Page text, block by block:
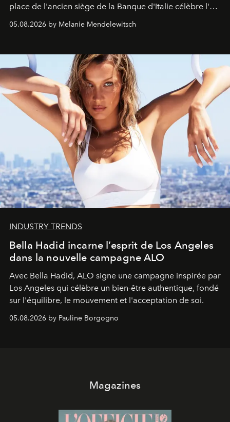
place de l'ancien siège de la Banque d'Italie célèbre l'art
de vivre Romain dans toute son élégance intemporelle.
05.08.2026 by Melanie Mendelewitsch
INDUSTRY TRENDS
Bella Hadid incarne l’esprit de Los Angeles
dans la nouvelle campagne ALO
Avec Bella Hadid, ALO signe une campagne inspirée par
Los Angeles qui célèbre un bien-être authentique, fondé
sur l'équilibre, le mouvement et l'acceptation de soi.
05.08.2026 by Pauline Borgogno
Magazines